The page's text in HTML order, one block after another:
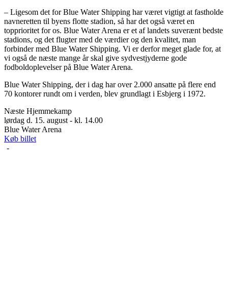
– Ligesom det for Blue Water Shipping har været vigtigt at fastholde
navneretten til byens flotte stadion, så har det også været en
topprioritet for os. Blue Water Arena er et af landets suverænt bedste
stadions, og det flugter med de værdier og den kvalitet, man
forbinder med Blue Water Shipping. Vi er derfor meget glade for, at
vi også de næste mange år skal give sydvestjyderne gode
fodboldoplevelser på Blue Water Arena.
Blue Water Shipping, der i dag har over 2.000 ansatte på flere end
70 kontorer rundt om i verden, blev grundlagt i Esbjerg i 1972.
Næste Hjemmekamp
lørdag d. 15. august - kl. 14.00
Blue Water Arena
Køb billet
-